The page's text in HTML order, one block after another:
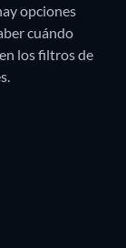
opciones
cuándo
los filtros de